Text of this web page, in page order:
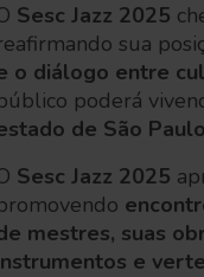
Sesc Jazz 2025
sua
o diálogo entre
poderá
de São Paulo
Sesc Jazz 2025
mestres, suas
e